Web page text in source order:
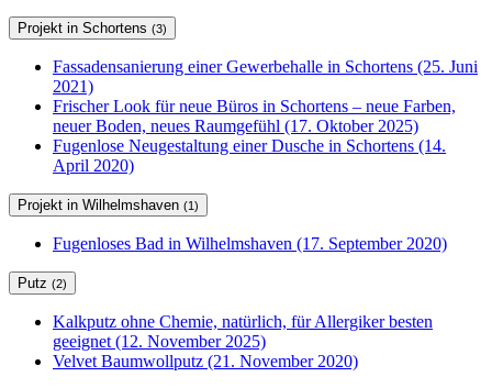
Projekt in Schortens (3)
Fassadensanierung einer Gewerbehalle in Schortens (25. Juni
2021)
Frischer Look für neue Büros in Schortens – neue Farben,
neuer Boden, neues Raumgefühl (17. Oktober 2025)
Fugenlose Neugestaltung einer Dusche in Schortens (14.
April 2020)
Projekt in Wilhelmshaven (1)
Fugenloses Bad in Wilhelmshaven (17. September 2020)
Putz (2)
Kalkputz ohne Chemie, natürlich, für Allergiker besten
geeignet (12. November 2025)
Velvet Baumwollputz (21. November 2020)